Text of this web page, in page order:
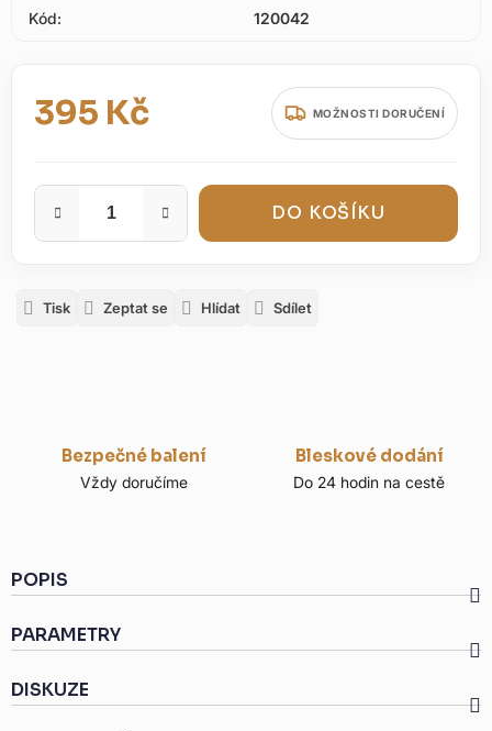
Kód: 120042
395 Kč
Měrná cena:
MOŽNOSTI DORUČENÍ
DO KOŠÍKU
Tisk Zeptat se Hlídat Sdílet
Bezpečné balení
Vždy doručíme
Bleskové dodání
Do 24 hodin na cestě
POPIS
PARAMETRY
DISKUZE